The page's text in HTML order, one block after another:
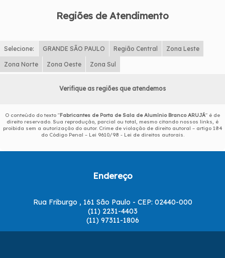
Regiões de Atendimento
Selecione: GRANDE SÃO PAULO Região Central Zona Leste
Zona Norte Zona Oeste Zona Sul
Verifique as regiões que atendemos
O conteúdo do texto "Fabricantes de Porta de Sala de Alumínio Branco ARUJÁ" é de
direito reservado. Sua reprodução, parcial ou total, mesmo citando nossos links, é
proibida sem a autorização do autor. Crime de violação de direito autoral – artigo 184
do Código Penal – Lei 9610/98 - Lei de direitos autorais
Endereço
Rua Friburgo , 161 São Paulo - CEP: 02440-000
(11) 2231-4403
(11) 97311-1806